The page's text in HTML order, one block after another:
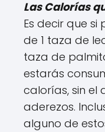
Las Calorías
Es decir que
de 1 taza de
taza de
estarás
calorías, sin el
aderezos.
alguno de